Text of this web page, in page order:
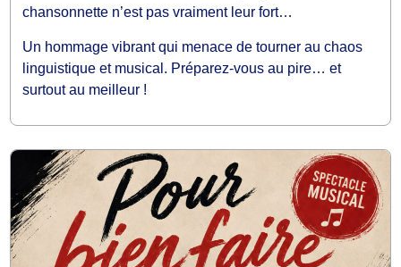
chansonnette n’est pas vraiment leur fort…
Un hommage vibrant qui menace de tourner au chaos
linguistique et musical. Préparez-vous au pire… et
surtout au meilleur !